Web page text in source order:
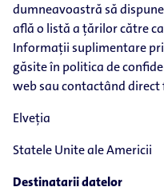
dumneavoastră să
află o listă a țărilor către
Informații suplimentare
găsite în politica de
web sau contactând
Elveția
Statele Unite ale Americii
Destinatarii datelor